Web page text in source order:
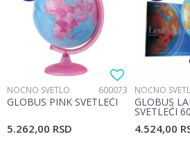
NOĆNO SVETLO 600073
GLOBUS PINK SVETLEĆI
5.262,00 RSD
NOĆNO
GLOBUS
SVETLEĆI
4.524,00